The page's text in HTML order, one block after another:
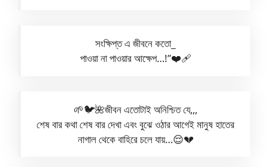
সংক্ষিপ্ত এ জীবনে কতো_
পাওয়া না পাওয়ার আক্ষেপ…!”❤️‍🩹
🌱🐦🌺জীবন এতোটাই অনিশ্চিত যে,,,
শেষ বার কথা শেষ বার দেখা এবং বুঝে ওঠার আগেই মানুষ হাতের
নাগাল থেকে বাহিরে চলে যায়…😌💔